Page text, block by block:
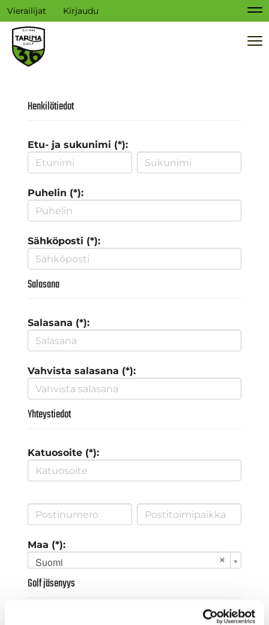
Vierailijat Kirjaudu
Henkilötiedot
Etu- ja sukunimi (*):
Puhelin (*):
Sähköposti (*):
Salasana
Salasana (*):
Vahvista salasana (*):
Yhteystiedot
Katuosoite (*):
Maa (*):
Suomi
Golf jäsenyys